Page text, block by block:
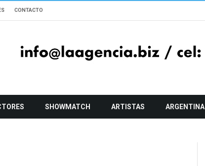
CONTACTO
SHOWMATCH ARTISTAS ARGENTINA